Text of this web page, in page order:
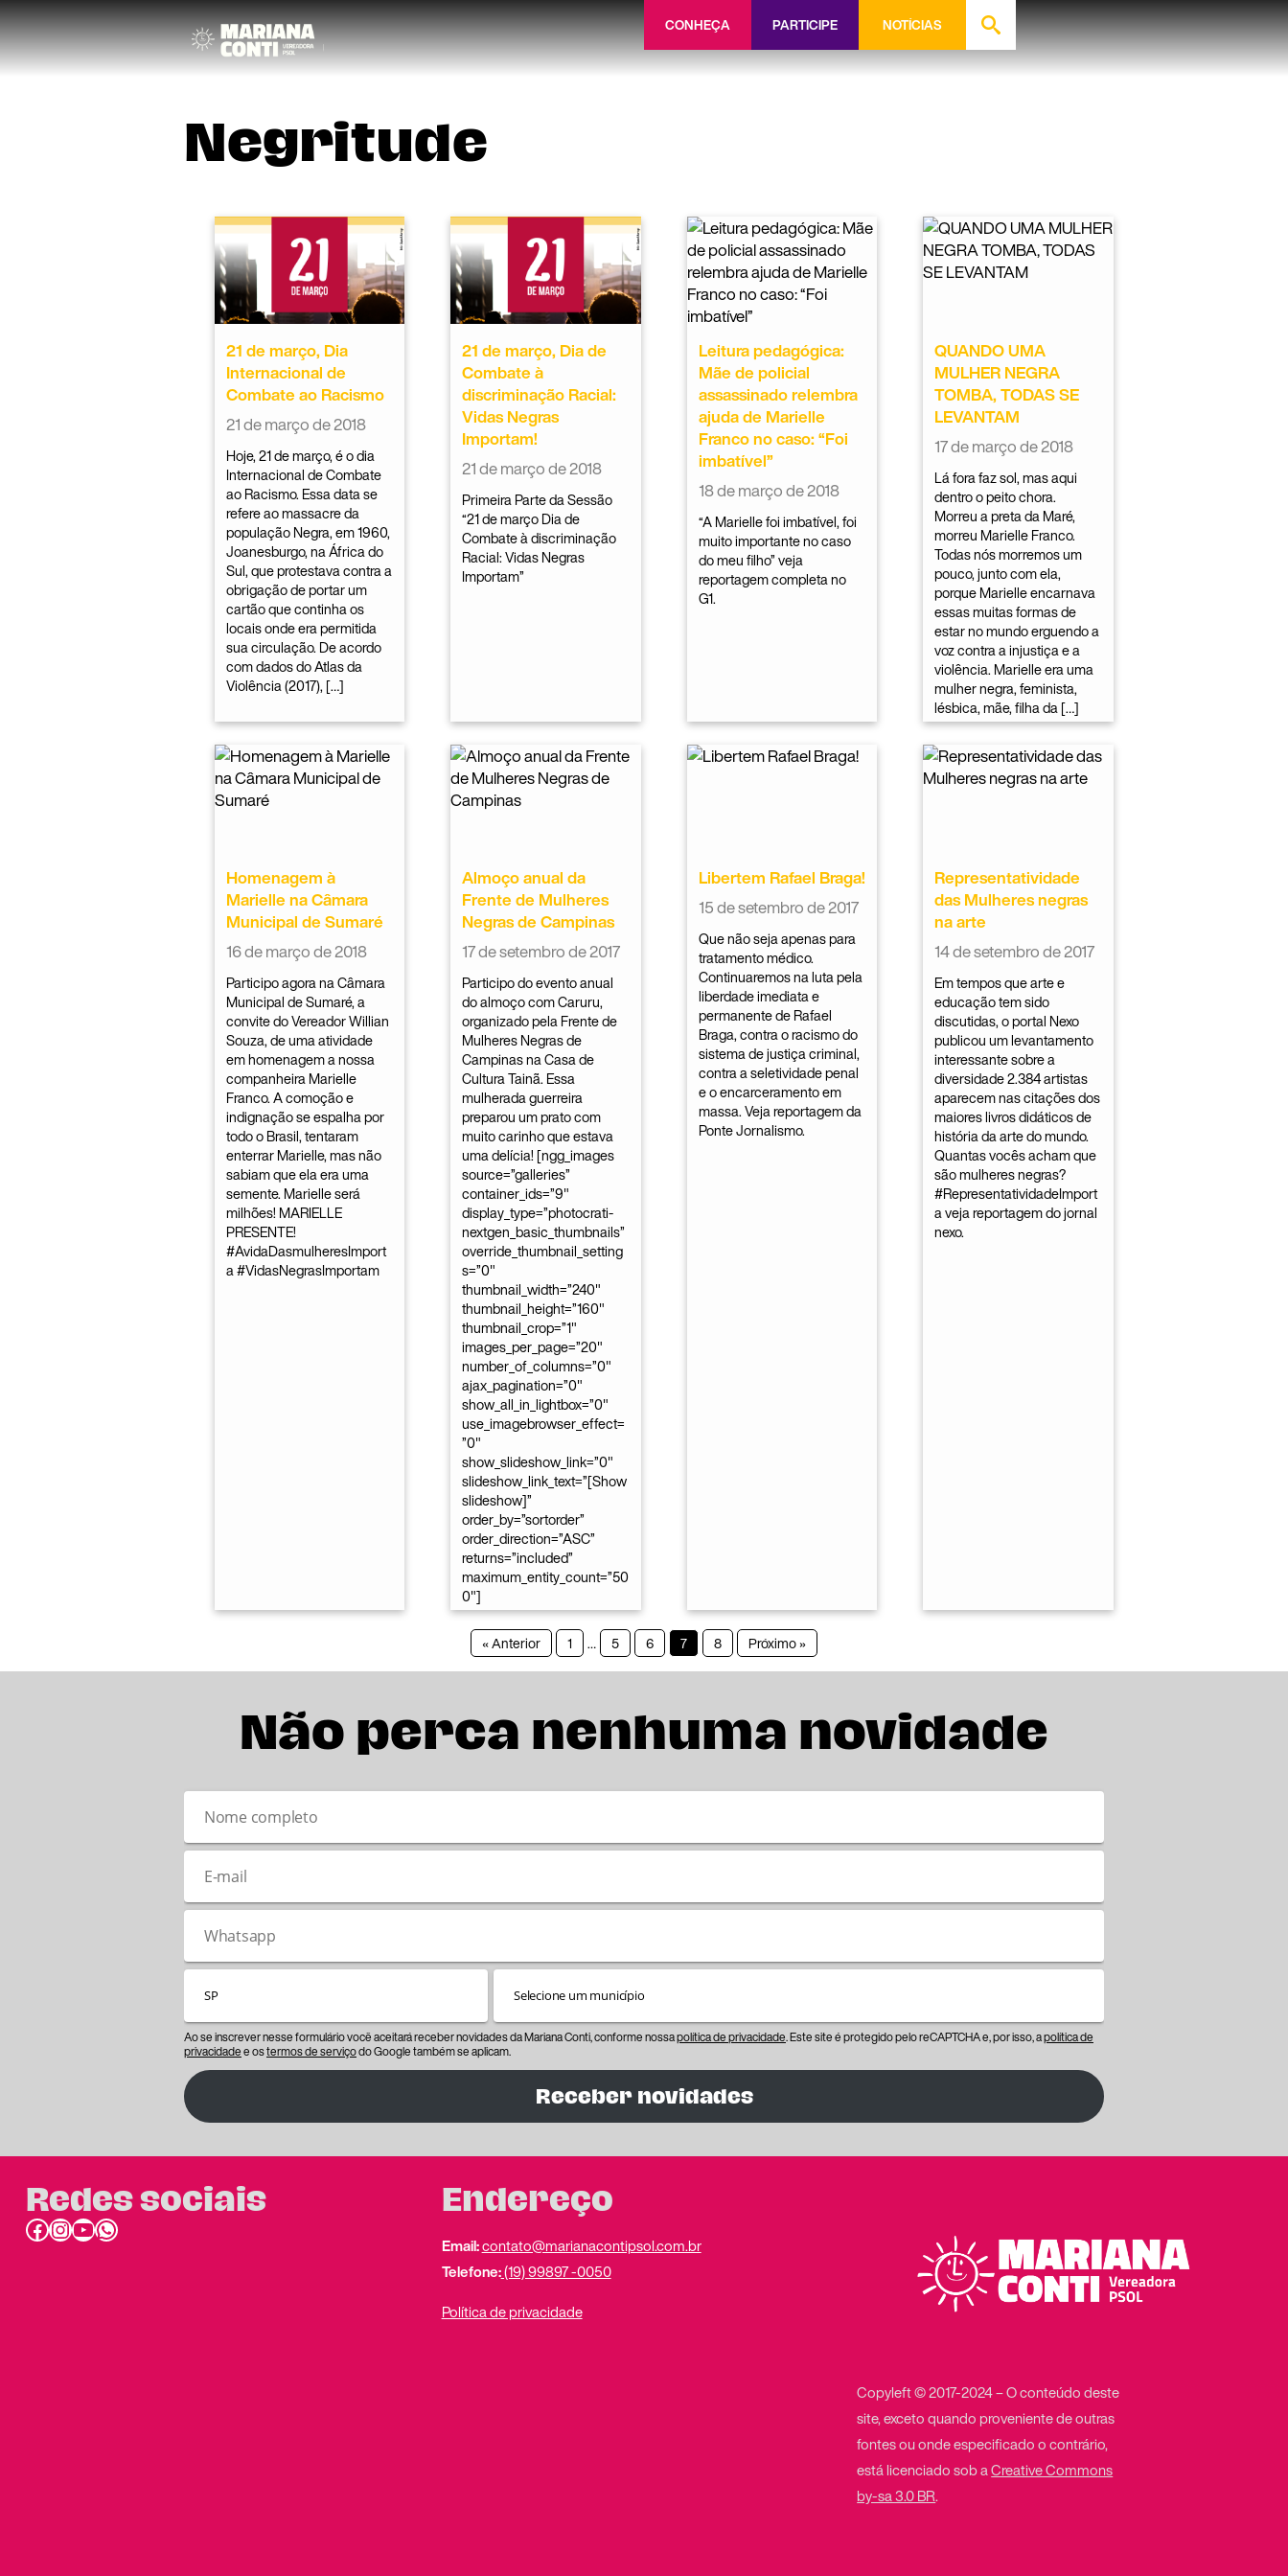
CONHEÇA PARTICIPE NOTÍCIAS
Negritude
21 de março, Dia
Internacional de
Combate ao Racismo
21 de março de 2018
Hoje, 21 de março, é o dia
Internacional de Combate
ao Racismo. Essa data se
refere ao massacre da
população Negra, em 1960,
Joanesburgo, na África do
Sul, que protestava contra a
obrigação de portar um
cartão que continha os
locais onde era permitida
sua circulação. De acordo
com dados do Atlas da
Violência (2017), […]
21 de março, Dia de
Combate à
discriminação Racial:
Vidas Negras
Importam!
21 de março de 2018
Primeira Parte da Sessão
“21 de março Dia de
Combate à discriminação
Racial: Vidas Negras
Importam”
Leitura pedagógica:
Mãe de policial
assassinado relembra
ajuda de Marielle
Franco no caso: “Foi
imbatível”
18 de março de 2018
“A Marielle foi imbatível, foi
muito importante no caso
do meu filho” veja
reportagem completa no
G1.
QUANDO UMA
MULHER NEGRA
TOMBA, TODAS SE
LEVANTAM
17 de março de 2018
Lá fora faz sol, mas aqui
dentro o peito chora.
Morreu a preta da Maré,
morreu Marielle Franco.
Todas nós morremos um
pouco, junto com ela,
porque Marielle encarnava
essas muitas formas de
estar no mundo erguendo a
voz contra a injustiça e a
violência. Marielle era uma
mulher negra, feminista,
lésbica, mãe, filha da […]
Homenagem à
Marielle na Câmara
Municipal de Sumaré
16 de março de 2018
Participo agora na Câmara
Municipal de Sumaré, a
convite do Vereador Willian
Souza, de uma atividade
em homenagem a nossa
companheira Marielle
Franco. A comoção e
indignação se espalha por
todo o Brasil, tentaram
enterrar Marielle, mas não
sabiam que ela era uma
semente. Marielle será
milhões! MARIELLE
PRESENTE!
#AvidaDasmulheresImport
a #VidasNegrasImportam
Almoço anual da
Frente de Mulheres
Negras de Campinas
17 de setembro de 2017
Participo do evento anual
do almoço com Caruru,
organizado pela Frente de
Mulheres Negras de
Campinas na Casa de
Cultura Tainã. Essa
mulherada guerreira
preparou um prato com
muito carinho que estava
uma delícia! [ngg_images
source=”galleries”
container_ids=”9″
display_type=”photocrati-
nextgen_basic_thumbnails”
override_thumbnail_setting
s=”0″
thumbnail_width=”240″
thumbnail_height=”160″
thumbnail_crop=”1″
images_per_page=”20″
number_of_columns=”0″
ajax_pagination=”0″
show_all_in_lightbox=”0″
use_imagebrowser_effect=
”0″
show_slideshow_link=”0″
slideshow_link_text=”[Show
slideshow]”
order_by=”sortorder”
order_direction=”ASC”
returns=”included”
maximum_entity_count=”50
0″]
Libertem Rafael Braga!
15 de setembro de 2017
Que não seja apenas para
tratamento médico.
Continuaremos na luta pela
liberdade imediata e
permanente de Rafael
Braga, contra o racismo do
sistema de justiça criminal,
contra a seletividade penal
e o encarceramento em
massa. Veja reportagem da
Ponte Jornalismo.
Representatividade
das Mulheres negras
na arte
14 de setembro de 2017
Em tempos que arte e
educação tem sido
discutidas, o portal Nexo
publicou um levantamento
interessante sobre a
diversidade 2.384 artistas
aparecem nas citações dos
maiores livros didáticos de
história da arte do mundo.
Quantas vocês acham que
são mulheres negras?
#RepresentatividadeImport
a veja reportagem do jornal
nexo.
« Anterior 1 … 5 6 7 8 Próximo »
Não perca nenhuma novidade
Ao se inscrever nesse formulário você aceitará receber novidades da Mariana Conti, conforme nossapolítica de privacidade. Este site é protegido pelo reCAPTCHA e, por isso, apolítica de
privacidadee ostermos de serviçodo Google também se aplicam.
Receber novidades
Redes sociais
Facebook InstagramYoutube link do whatsapp
Endereço
Email:contato@marianacontipsol.com.br
Telefone:(19) 99897 -0050
Política de privacidade
Copyleft © 2017-2024 – O conteúdo deste
site, exceto quando proveniente de outras
fontes ou onde especificado o contrário,
está licenciado sob aCreative Commons
by-sa 3.0 BR.